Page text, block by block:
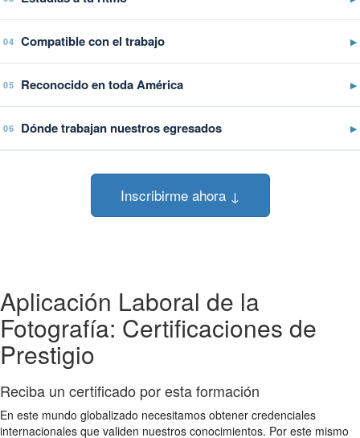
04 Compatible con el trabajo ▶
05 Reconocido en toda América ▶
06 Dónde trabajan nuestros egresados ▶
Inscribirme ahora ↓
Aplicación Laboral de la
Fotografía: Certificaciones de
Prestigio
Reciba un certificado por esta formación
En este mundo globalizado necesitamos obtener credenciales
internacionales que validen nuestros conocimientos. Por este mismo